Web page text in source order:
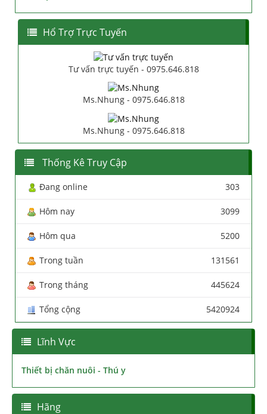
Hổ Trợ Trực Tuyến
Tư vấn trực tuyến - 0975.646.818
Ms.Nhung - 0975.646.818
Ms.Nhung - 0975.646.818
Thống Kê Truy Cập
Đang online 303
Hôm nay 3099
Hôm qua 5200
Trong tuần 131561
Trong tháng 445624
Tổng cộng 5420924
Lĩnh Vực
Thiết bị chăn nuôi - Thú y
Hãng